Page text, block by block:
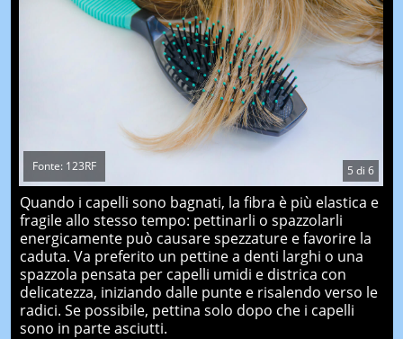
5 di 6
Fonte: 123RF
Quando i capelli sono bagnati, la fibra è più elastica e
fragile allo stesso tempo: pettinarli o spazzolarli
energicamente può causare spezzature e favorire la
caduta. Va preferito un pettine a denti larghi o una
spazzola pensata per capelli umidi e districa con
delicatezza, iniziando dalle punte e risalendo verso le
radici. Se possibile, pettina solo dopo che i capelli
sono in parte asciutti.